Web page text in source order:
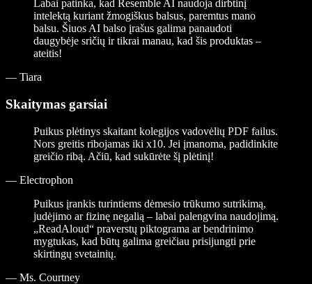
Labai patinka, kad Resemble AI naudoja dirbtinį
intelektą kuriant žmogiškus balsus, paremtus mano
balsu. Šiuos AI balso įrašus galima panaudoti
daugybėje sričių ir tikrai manau, kad šis produktas –
ateitis!
— Tiara
Skaitymas garsiai
Puikus plėtinys skaitant kolegijos vadovėlių PDF failus.
Nors greitis ribojamas iki x10. Jei įmanoma, padidinkite
greičio ribą. Ačiū, kad sukūrėte šį plėtinį!
— Electrophon
Puikus įrankis turintiems dėmesio trūkumo sutrikimą,
judėjimo ar fizinę negalią – labai palengvina naudojimą.
„ReadAloud“ praverstų piktograma ar bendrinimo
mygtukas, kad būtų galima greičiau prisijungti prie
skirtingų svetainių.
— Ms. Courtney